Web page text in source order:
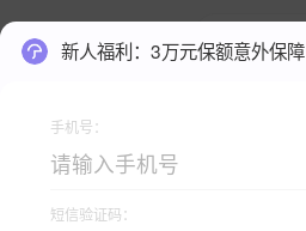
新人福利：3万元保额意外保障
手机号：
短信验证码：